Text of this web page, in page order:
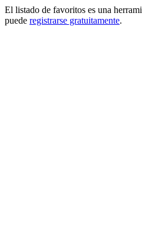
El listado de favoritos es una
puede registrarse gratuitamente.